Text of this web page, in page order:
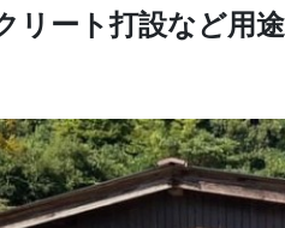
リート打設など用